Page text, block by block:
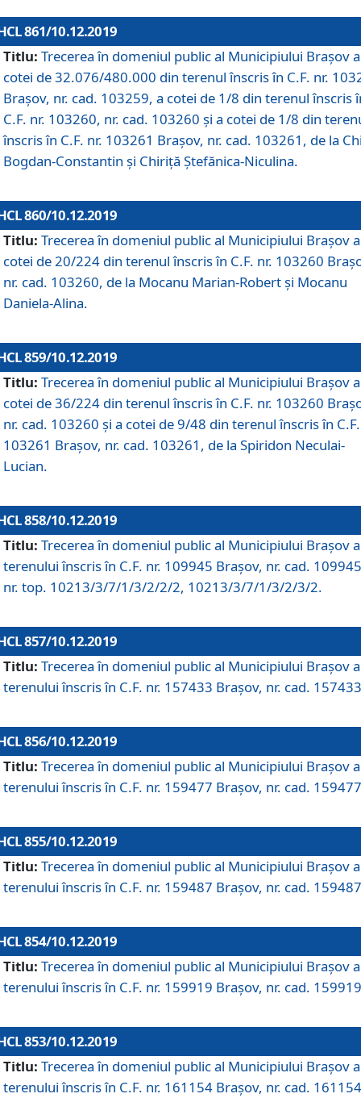
861/10.12.2019
Titlu: Trecerea în domeniul public al Municipiului Braşov a
cotei de 32.076/480.000 din terenul înscris în C.F. nr.
Brașov, nr. cad. 103259, a cotei de 1/8 din terenul înscris
C.F. nr. 103260, nr. cad. 103260 și a cotei de 1/8 din
înscris în C.F. nr. 103261 Brașov, nr. cad. 103261, de la
Bogdan-Constantin și Chiriță Ștefănica-Niculina.
860/10.12.2019
Titlu: Trecerea în domeniul public al Municipiului Braşov a
cotei de 20/224 din terenul înscris în C.F. nr. 103260
nr. cad. 103260, de la Mocanu Marian-Robert și Mocanu
Daniela-Alina.
859/10.12.2019
Titlu: Trecerea în domeniul public al Municipiului Braşov a
cotei de 36/224 din terenul înscris în C.F. nr. 103260
nr. cad. 103260 și a cotei de 9/48 din terenul înscris în
103261 Brașov, nr. cad. 103261, de la Spiridon Neculai-
Lucian.
858/10.12.2019
Titlu: Trecerea în domeniul public al Municipiului Braşov a
terenului înscris în C.F. nr. 109945 Brașov, nr. cad.
nr. top. 10213/3/7/1/3/2/2/2, 10213/3/7/1/3/2/3/2.
857/10.12.2019
Titlu: Trecerea în domeniul public al Municipiului Braşov a
terenului înscris în C.F. nr. 157433 Brașov, nr. cad.
856/10.12.2019
Titlu: Trecerea în domeniul public al Municipiului Braşov a
terenului înscris în C.F. nr. 159477 Brașov, nr. cad.
855/10.12.2019
Titlu: Trecerea în domeniul public al Municipiului Braşov a
terenului înscris în C.F. nr. 159487 Brașov, nr. cad.
854/10.12.2019
Titlu: Trecerea în domeniul public al Municipiului Braşov a
terenului înscris în C.F. nr. 159919 Brașov, nr. cad.
853/10.12.2019
Titlu: Trecerea în domeniul public al Municipiului Braşov a
terenului înscris în C.F. nr. 161154 Brașov, nr. cad.